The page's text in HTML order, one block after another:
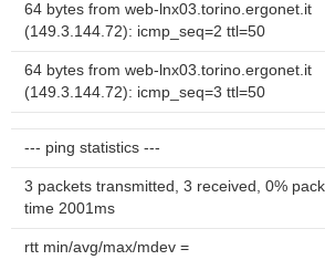
64 bytes from web-lnx03.torino.ergonet.it
(149.3.144.72): icmp_seq=2 ttl=50
64 bytes from web-lnx03.torino.ergonet.it
(149.3.144.72): icmp_seq=3 ttl=50
--- ping statistics ---
3 packets transmitted, 3 received, 0%
time 2001ms
rtt min/avg/max/mdev =